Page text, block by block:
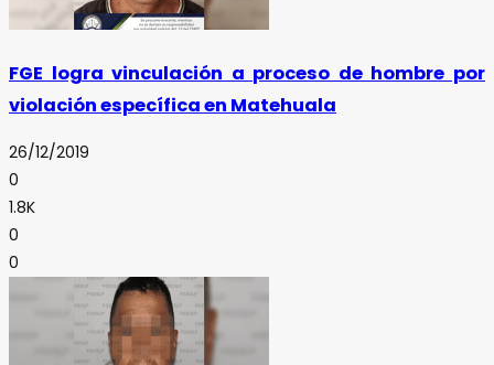
FGE logra vinculación a proceso de hombre por
violación específica en Matehuala
26/12/2019
0
1.8K
0
0